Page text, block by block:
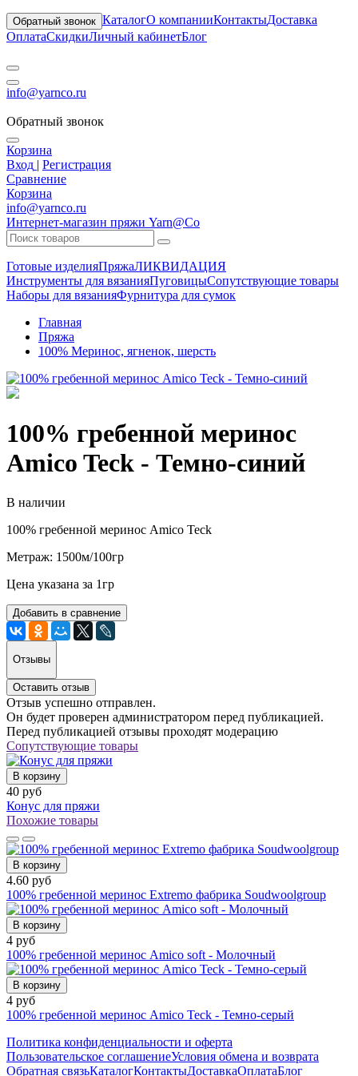
Обратный звонок КаталогО компанииКонтактыДоставка
ОплатаСкидкиЛичный кабинетБлог
info@yarnco.ru
Обратный звонок
Корзина
Вход | Регистрация
Сравнение
Корзина
info@yarnco.ru
Интернет-магазин пряжи Yarn@Co
Готовые изделияПряжаЛИКВИДАЦИЯ
Инструменты для вязанияПуговицыСопутствующие товары
Наборы для вязанияФурнитура для сумок
Главная
Пряжа
100% Меринос, ягненок, шерсть
100% гребенной меринос
Amico Teck - Темно-синий
В наличии
100% гребенной меринос Amico Teck
Метраж: 1500м/100гр
Цена указана за 1гр
Добавить в сравнение
Отзывы
Оставить отзыв
Отзыв успешно отправлен.
Он будет проверен администратором перед публикацией.
Перед публикацией отзывы проходят модерацию
Сопутствующие товары
В корзину
40 руб
Конус для пряжи
Похожие товары
В корзину
4.60 руб
100% гребенной меринос Extremo фабрика Soudwoolgroup
В корзину
4 руб
100% гребенной меринос Amico soft - Молочный
В корзину
4 руб
100% гребенной меринос Amico Teck - Темно-серый
Политика конфиденциальности и оферта
Пользовательское соглашениеУсловия обмена и возврата
Обратная связьКаталогКонтактыДоставкаОплатаБлог